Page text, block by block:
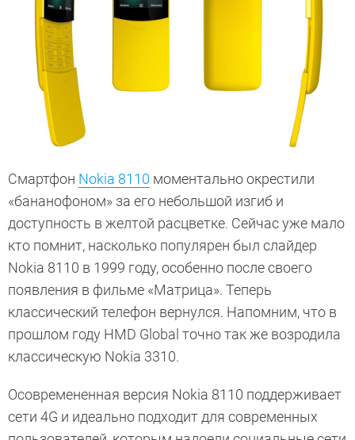
Смартфон Nokia 8110 моментально окрестили
«бананофоном» за его небольшой изгиб и
доступность в желтой расцветке. Сейчас уже мало
кто помнит, насколько популярен был слайдер
Nokia 8110 в 1999 году, особенно после своего
появления в фильме «Матрица». Теперь
классический телефон вернулся. Напомним, что в
прошлом году HMD Global точно так же возродила
классическую Nokia 3310.
Осовремененная версия Nokia 8110 поддерживает
сети 4G и идеально подходит для современных